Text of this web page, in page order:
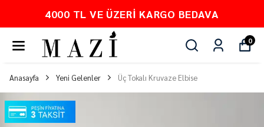
4000 TL VE ÜZERI KARGO BEDAVA
0
Anasayfa Yeni Gelenler Üç Tokalı Kruvaze Elbise